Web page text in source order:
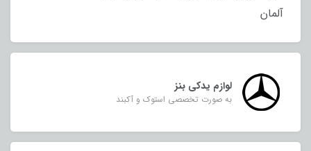
آلمان
لوازم یدکی بنز
به صورت تخصصی استوک و آکبند